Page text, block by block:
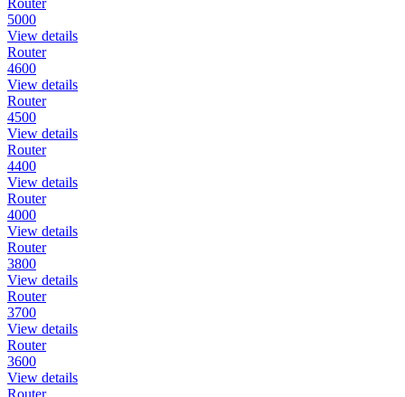
5000
View details
Router
4600
View details
Router
4500
View details
Router
4400
View details
Router
4000
View details
Router
3800
View details
Router
3700
View details
Router
3600
View details
Router